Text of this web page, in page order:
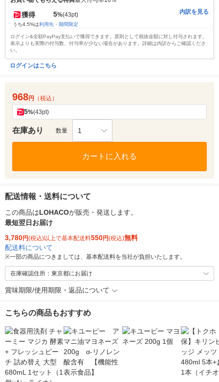
獲得 5%(43pt)
うち4.5%は利用先・期間限定
内訳を見る
ログイン&全額PayPay支払いで獲得できます。原則として税抜金額に対し付与されます。
表示よりも実際の付与数、付与率が少ない場合があります。詳細は内訳からご確認くださ
い。
ログインはこちら
968円 （税込）
5%(43pt)
在庫あり 数量 1
カートに入れる
配送情報・送料について
この商品はLOHACOが販売・発送します。
最短翌日お届け
3,780円(税込)以上で基本配送料550円(税込)無料
配送料について
※一部の商品につきましては、基本配送料を当社が負担いたします。
在庫確認住所：東京都にお届け
賞味期限/使用期限・返品について
こちらの商品もおすすめ